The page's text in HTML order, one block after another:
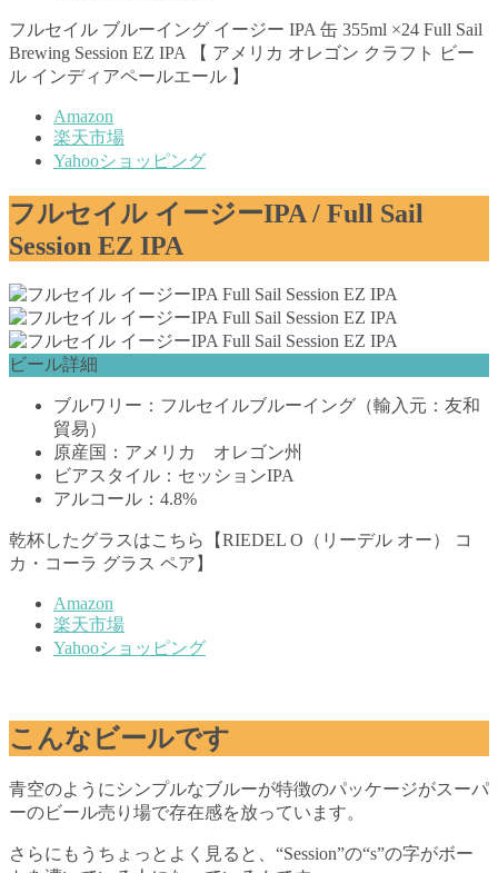
フルセイル ブルーイング イージー IPA 缶 355ml ×24 Full Sail
Brewing Session EZ IPA 【 アメリカ オレゴン クラフト ビー
ル インディアペールエール 】
Amazon
楽天市場
Yahooショッピング
フルセイル イージーIPA / Full Sail
Session EZ IPA
ビール詳細
ブルワリー：フルセイルブルーイング（輸入元：友和
貿易）
原産国：アメリカ オレゴン州
ビアスタイル：セッションIPA
アルコール：4.8%
乾杯したグラスはこちら【RIEDEL O（リーデル オー） コ
カ・コーラ グラス ペア】
Amazon
楽天市場
Yahooショッピング
こんなビールです
青空のようにシンプルなブルーが特徴のパッケージがスーパ
ーのビール売り場で存在感を放っています。
さらにもうちょっとよく見ると、“Session”の“s”の字がボー